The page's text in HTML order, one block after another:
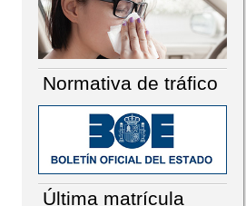
Normativa de tráfico
Última matrícula